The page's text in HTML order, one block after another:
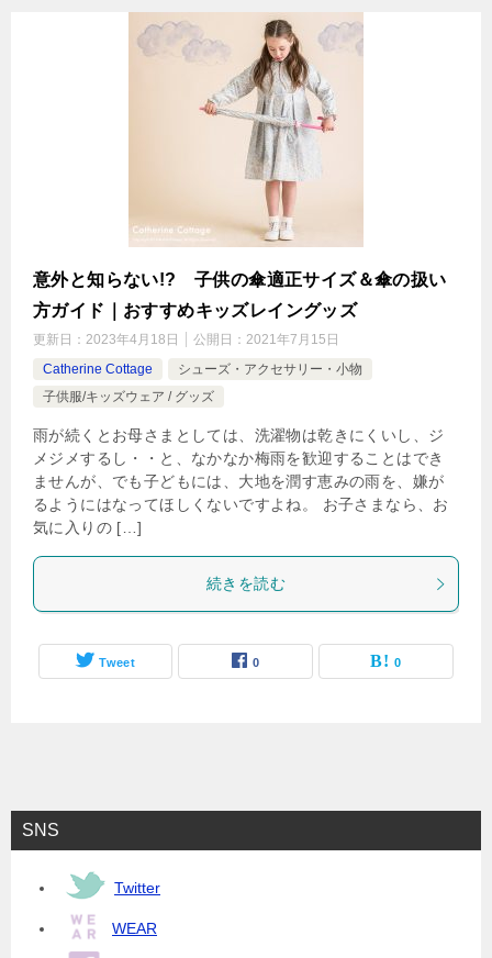
意外と知らない!? 子供の傘適正サイズ＆傘の扱い
方ガイド｜おすすめキッズレイングッズ
更新日： 2023年4月18日 公開日： 2021年7月15日
Catherine Cottage
シューズ・アクセサリー・小物
子供服/キッズウェア / グッズ
雨が続くとお母さまとしては、洗濯物は乾きにくいし、ジ
メジメするし・・と、なかなか梅雨を歓迎することはでき
ませんが、でも子どもには、大地を潤す恵みの雨を、嫌が
るようにはなってほしくないですよね。 お子さまなら、お
気に入りの […]
続きを読む
Tweet 0 0
SNS
Twitter
WEAR